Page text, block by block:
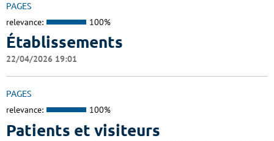
PAGES
relevance: 100%
Établissements
22/04/2026 19:01
PAGES
relevance: 100%
Patients et visiteurs